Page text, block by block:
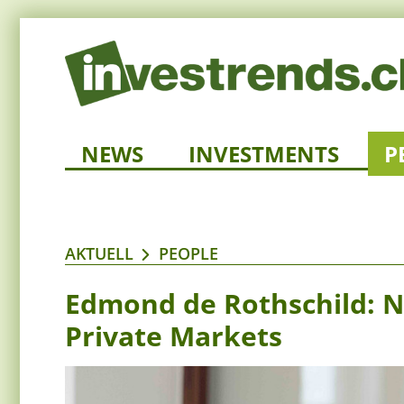
NEWS INVESTMENTS
AKTUELL PEOPLE
Edmond de Rothschild:
Private Markets